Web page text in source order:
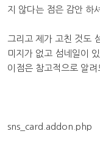
지 않다는 점은 감안 하
그리고 제가 고친 것도
미지가 없고 섬네일이
이점은 참고적으로 알
sns_card.addon.php